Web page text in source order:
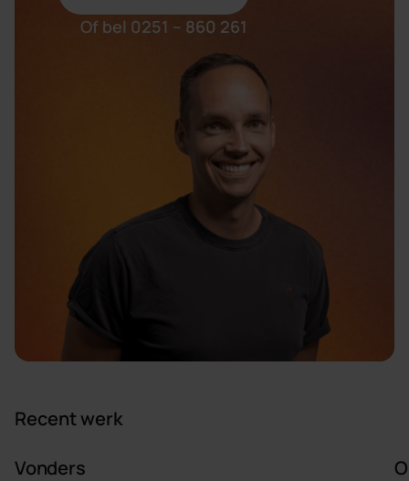
Of bel 0251 – 860 261
Recent werk
Vonders